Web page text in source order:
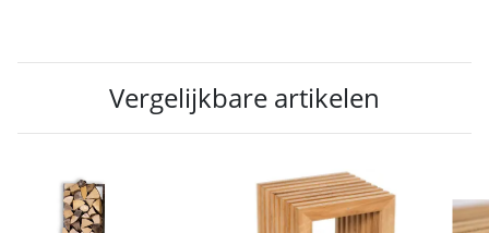
Vergelijkbare artikelen